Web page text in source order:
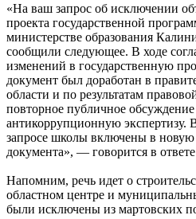
«На ваш запрос об исключении
проекта государственной
министерстве образования
сообщили следующее. В ходе
изменений в государственную
документ был доработан в
области и по результатам
повторное публичное
антикоррупционную экспертизу.
запросе школы включены в новую
документа», — говорится в
Напомним, речь идет о
областном центре и
были исключены из мартовских